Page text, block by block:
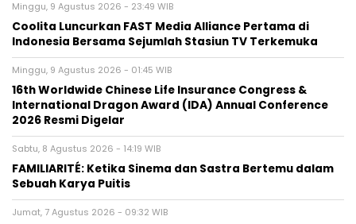
Minggu, 9 Agustus 2026 - 23:49 WIB
Coolita Luncurkan FAST Media Alliance Pertama di
Indonesia Bersama Sejumlah Stasiun TV Terkemuka
Minggu, 9 Agustus 2026 - 01:45 WIB
16th Worldwide Chinese Life Insurance Congress &
International Dragon Award (IDA) Annual Conference
2026 Resmi Digelar
Sabtu, 8 Agustus 2026 - 14:19 WIB
FAMILIARITÉ: Ketika Sinema dan Sastra Bertemu dalam
Sebuah Karya Puitis
Jumat, 7 Agustus 2026 - 09:32 WIB